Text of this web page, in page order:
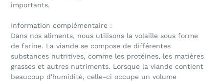
importants.
Information complémentaire :
Dans nos aliments, nous utilisons la volaille sous forme
de farine. La viande se compose de différentes
substances nutritives, comme les protéines, les matières
grasses et autres nutriments. Lorsque la viande contient
beaucoup d'humidité, celle-ci occupe un volume